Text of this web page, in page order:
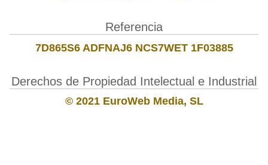
Referencia
7D865S6 ADFNAJ6 NCS7WET 1F03885
Derechos de Propiedad Intelectual e Industrial
© 2021 EuroWeb Media, SL